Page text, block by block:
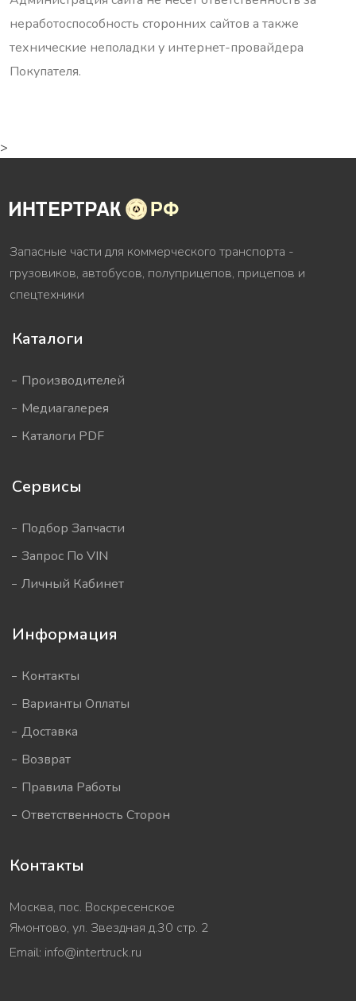
неработоспособность сторонних сайтов а также
технические неполадки у интернет-провайдера
Покупателя.
>
Запасные части для коммерческого транспорта -
грузовиков, автобусов, полуприцепов, прицепов и
спецтехники
Каталоги
Производителей
Медиагалерея
Каталоги PDF
Сервисы
Подбор Запчасти
Запрос По VIN
Личный Кабинет
Информация
Контакты
Варианты Оплаты
Доставка
Возврат
Правила Работы
Ответственность Сторон
Контакты
Москва, пос. Воскресенское
Ямонтово, ул. Звездная д.30 стр. 2
Email: info@intertruck.ru